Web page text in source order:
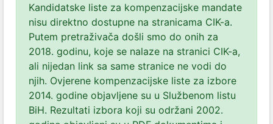
Kandidatske liste za kompenzacijske mandate
nisu direktno dostupne na stranicama CIK-a.
Putem pretraživača došli smo do onih za
2018. godinu, koje se nalaze na stranici CIK-a,
ali nijedan link sa same stranice ne vodi do
njih. Ovjerene kompenzacijske liste za izbore
2014. godine objavljene su u Službenom listu
BiH. Rezultati izbora koji su održani 2002.